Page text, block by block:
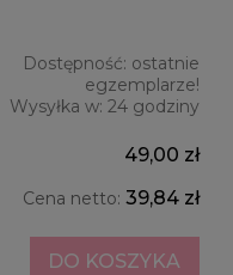
Dostępność: ostatnie
egzemplarze!
Wysyłka w: 24 godziny
49,00 zł
Cena netto: 39,84 zł
DO KOSZYKA